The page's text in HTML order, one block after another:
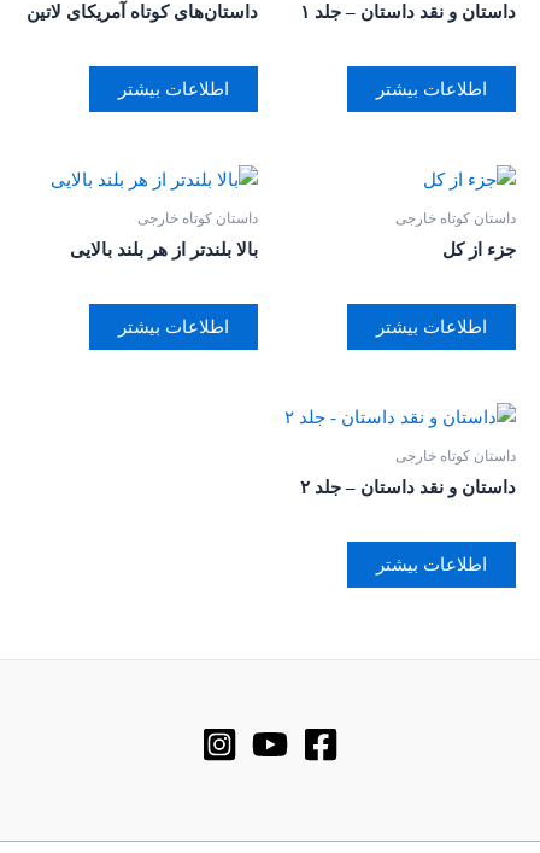
داستان و نقد داستان – جلد ۱
اطلاعات بیشتر
داستان‌های کوتاه آمریکای لاتین
اطلاعات بیشتر
داستان کوتاه خارجی
جزء از کل
اطلاعات بیشتر
داستان کوتاه خارجی
بالا بلندتر از هر بلند بالایی
اطلاعات بیشتر
داستان کوتاه خارجی
داستان و نقد داستان – جلد ۲
اطلاعات بیشتر